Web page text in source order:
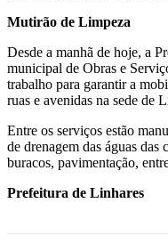
Mutirão de Limpeza
Desde a manhã de hoje, a
municipal de Obras e
trabalho para garantir a
ruas e avenidas na sede de
Entre os serviços estão
de drenagem das águas das
buracos, pavimentação,
Prefeitura de Linhares